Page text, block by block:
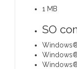
1 MB
SO